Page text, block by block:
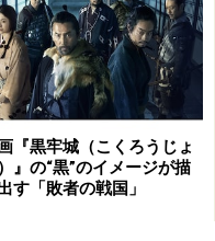
ずかに色みが感じられ
）は、お菓子などを作
ごくうすい黄色のこと
こともあります。
『黒牢城（こくろうじょ
』の“黒”のイメージが描
す「敗者の戦国」